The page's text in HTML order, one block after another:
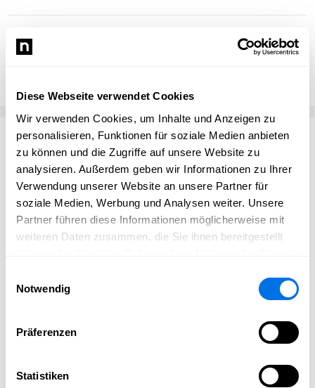
Diese Webseite verwendet Cookies
Wir verwenden Cookies, um Inhalte und Anzeigen zu
personalisieren, Funktionen für soziale Medien anbieten
zu können und die Zugriffe auf unsere Website zu
analysieren. Außerdem geben wir Informationen zu Ihrer
Verwendung unserer Website an unsere Partner für
soziale Medien, Werbung und Analysen weiter. Unsere
Partner führen diese Informationen möglicherweise mit
weiteren Daten zusammen, die Sie ihnen bereitgestellt
Notwendig
Präferenzen
Statistiken
Passend zum Thema